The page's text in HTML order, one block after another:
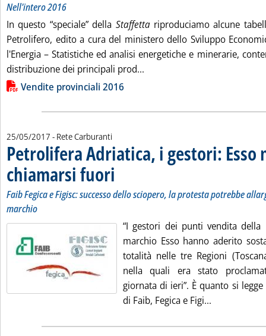
Nell'intero 2016
In questo “speciale” della Staffettariproduciamo alcune
Petrolifero, edito a cura del ministero dello Sviluppo
l'Energia – Statistiche ed analisi energetiche e minerarie,
distribuzione dei principali prod...
Lista allegati PDF alla notizia
Vendite provinciali 2016
25/05/2017 - Rete Carburanti
Petrolifera Adriatica, i gestori: Esso
chiamarsi fuori . Sottotitolo: Faib Fegica e Figisc: successo dello
. Pubblicata giovedì 25 maggio 2017 alle 11.14.
Faib Fegica e Figisc: successo dello sciopero, la protesta potrebbe
marchio
“I gestori dei punti vendita della
marchio Esso hanno aderito
totalità nelle tre Regioni
nella quali era stato
giornata di ieri”. È quanto si
di Faib, Fegica e Figi...